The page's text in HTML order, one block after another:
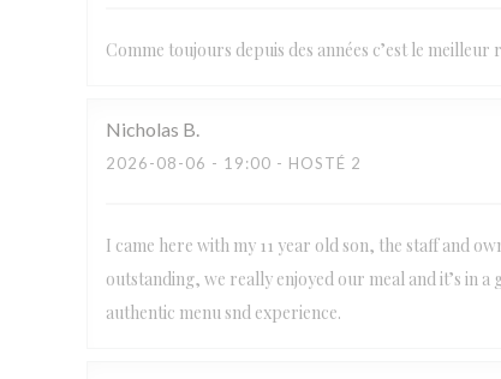
Comme toujours depuis des années c’est le
Nicholas B
2026-08-06 - 19:00 - HOSTÉ 2
I came here with my 11 year old son, the staff and
outstanding, we really enjoyed our meal and it’s in
authentic menu snd experience.